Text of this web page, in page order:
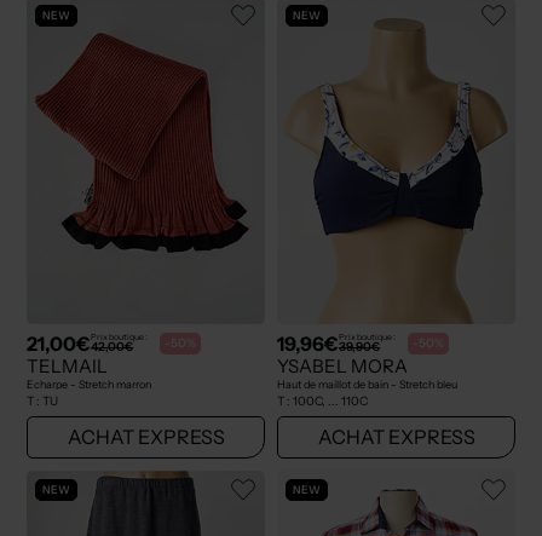
NEW
21,00€Prix boutique :
42,00€ -50%
TELMAIL
Echarpe - Stretch marron
T : TU
ACHAT EXPRESS
NEW
19,96€Prix boutique :
39,90€ -50%
YSABEL MORA
Haut de maillot de bain - Stretch bleu
T : 100C, ... 110C
ACHAT EXPRESS
NEW NEW